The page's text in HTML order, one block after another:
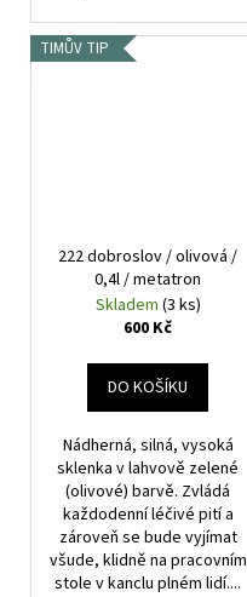
TIMŮV TIP
222 dobroslov / olivová /
0,4l / metatron
Skladem (3 ks)
600 Kč
DO KOŠÍKU
Nádherná, silná, vysoká
sklenka v lahvově zelené
(olivové) barvě. Zvládá
každodenní léčivé pití a
zároveň se bude vyjímat
všude, klidně na pracovním
stole v kanclu plném lidí....